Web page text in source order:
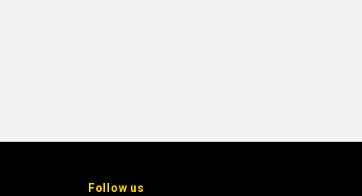
Follow us